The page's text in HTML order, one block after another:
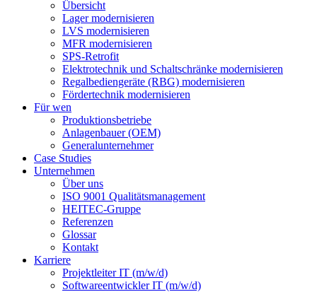
Übersicht
Lager modernisieren
LVS modernisieren
MFR modernisieren
SPS-Retrofit
Elektrotechnik und Schaltschränke modernisieren
Regalbediengeräte (RBG) modernisieren
Fördertechnik modernisieren
Für wen
Produktionsbetriebe
Anlagenbauer (OEM)
Generalunternehmer
Case Studies
Unternehmen
Über uns
ISO 9001 Qualitätsmanagement
HEITEC-Gruppe
Referenzen
Glossar
Kontakt
Karriere
Projektleiter IT (m/w/d)
Softwareentwickler IT (m/w/d)